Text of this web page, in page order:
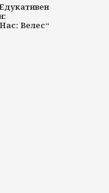
Велес“